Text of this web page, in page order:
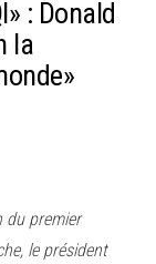
: Donald
la
du premier
le président